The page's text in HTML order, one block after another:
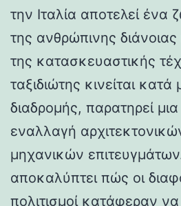
την Ιταλία αποτελεί ένα
της ανθρώπινης διάνοιας
της κατασκευαστικής
ταξιδιώτης κινείται
διαδρομής, παρατηρεί
εναλλαγή
μηχανικών
αποκαλύπτει πώς οι
πολιτισμοί κατάφεραν